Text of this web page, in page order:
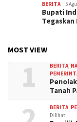
BERITA 5
Bupati
MOST VIEW
1 BERITA,
Tanah
BERITA,
Dilihat